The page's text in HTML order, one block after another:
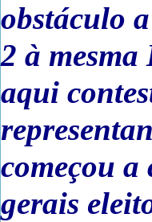
obstáculo
2 à
aqui
começou a
gerais